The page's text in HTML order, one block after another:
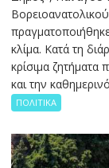
κλίμα. Κατά τη
κρίσιμα
και την
ΠΟΛΙΤΙΚΑ